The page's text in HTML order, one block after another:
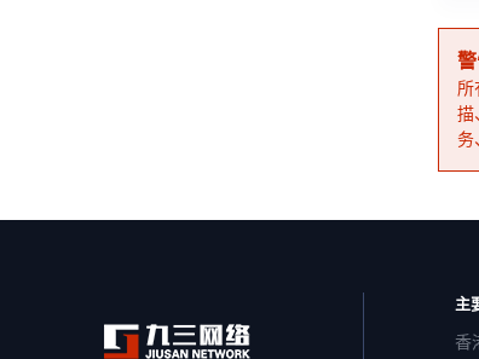
警
所
描
务
主
香